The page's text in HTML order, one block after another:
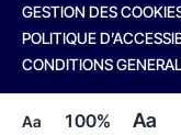
Aa 100% Aa
GESTION DES
POLITIQUE
CONDITIONS